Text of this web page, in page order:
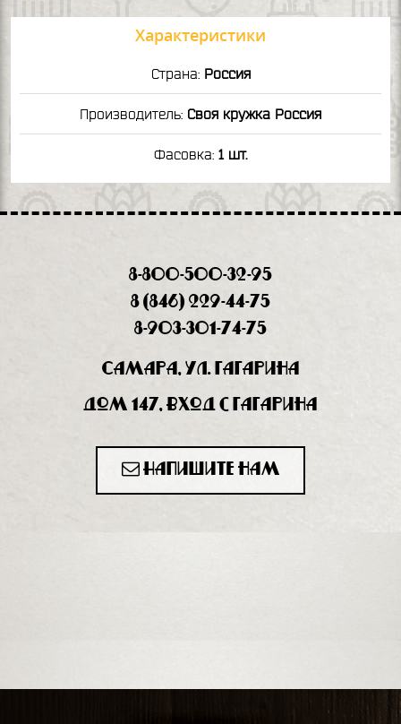
Характеристики
Страна: Россия
Производитель: Своя кружка Россия
Фасовка: 1 шт.
8-800-500-32-95
8 (846) 229-44-75
8-903-301-74-75
Самара, ул. Гагарина
дом 147, вход с Гагарина
Напишите нам